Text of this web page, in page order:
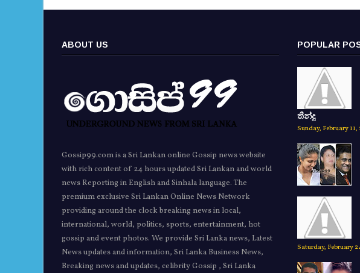
ABOUT US
Gossip99.com is a Sri Lankan online Gossip news website
with rich content of 24 hours updated Sri Lankan and world
news Reporting in English and Sinhala language. The
premium exclusive Sri Lankan Online News Network
providing around the clock breaking news in local,
international, world, politics, sports, entertainment, hot
gossip and event photos. We provide Sri Lanka news, Latest
News updates and information, Sri Lanka Business News,
Breaking news and updates, celibrity Gossip , Sri Lanka
POPULAR
තීන්දු
Sunday, February 11,
Saturday, February